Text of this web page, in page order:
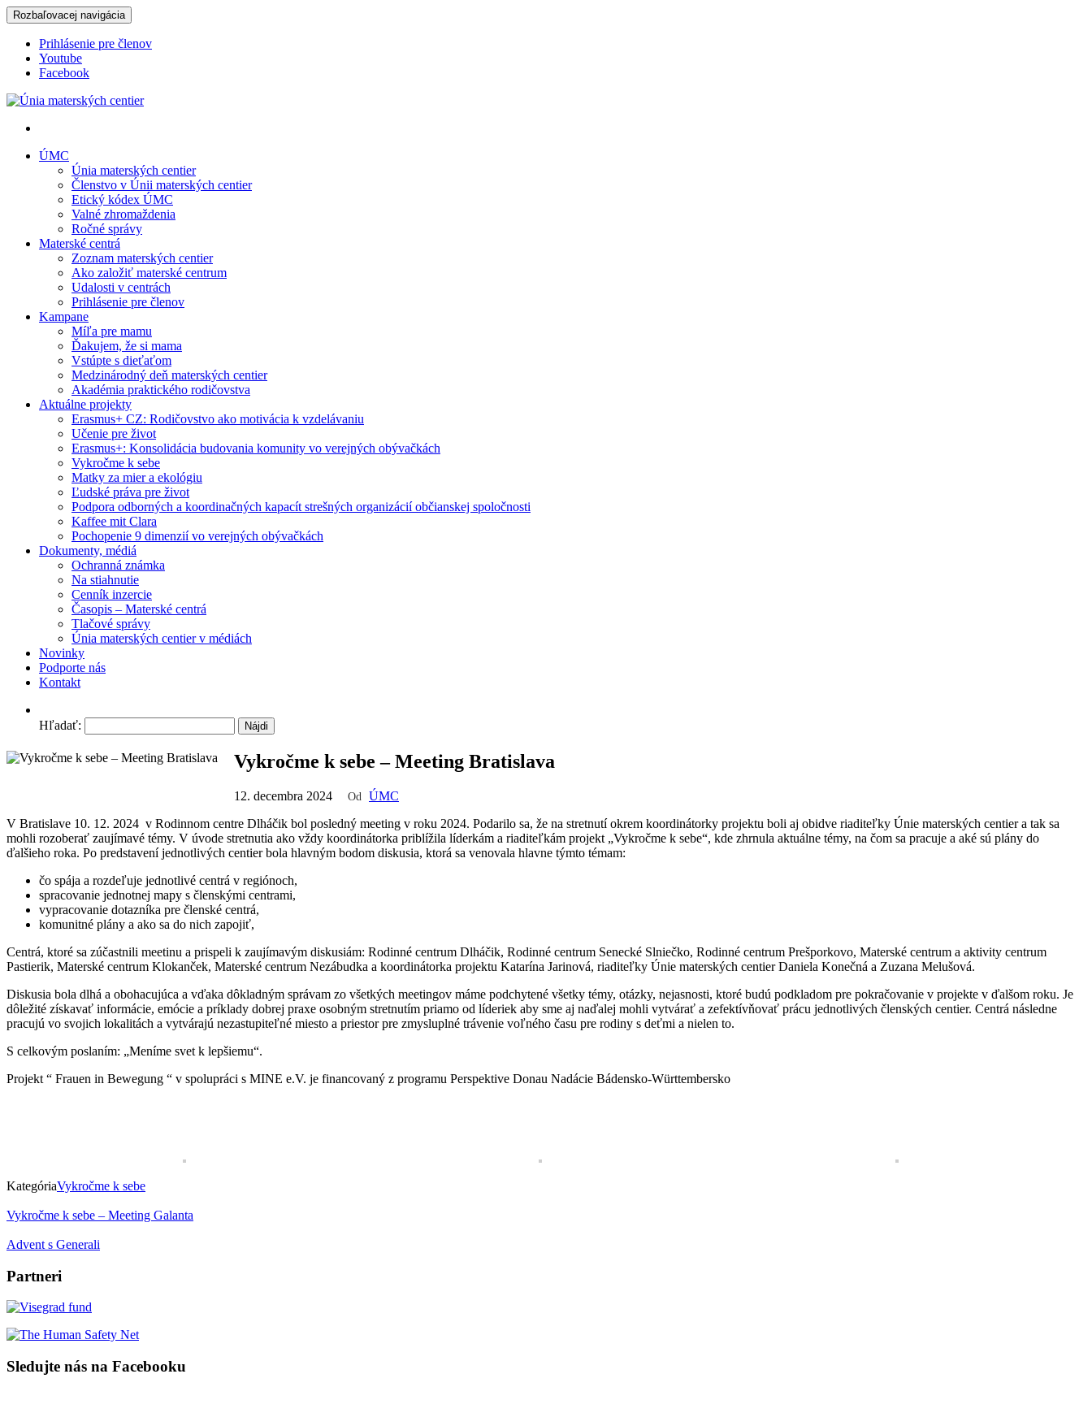
Rozbaľovacej navigácia
Prihlásenie pre členov
Youtube
Facebook
Únia materských centier
ÚMC
Únia materských centier
Členstvo v Únii materských centier
Etický kódex ÚMC
Valné zhromaždenia
Ročné správy
Materské centrá
Zoznam materských centier
Ako založiť materské centrum
Udalosti v centrách
Prihlásenie pre členov
Kampane
Míľa pre mamu
Ďakujem, že si mama
Vstúpte s dieťaťom
Medzinárodný deň materských centier
Akadémia praktického rodičovstva
Aktuálne projekty
Erasmus+ CZ: Rodičovstvo ako motivácia k vzdelávaniu
Učenie pre život
Erasmus+: Konsolidácia budovania komunity vo verejných obývačkách
Vykročme k sebe
Matky za mier a ekológiu
Ľudské práva pre život
Podpora odborných a koordinačných kapacít strešných organizácií občianskej spoločnosti
Kaffee mit Clara
Pochopenie 9 dimenzií vo verejných obývačkách
Dokumenty, médiá
Ochranná známka
Na stiahnutie
Cenník inzercie
Časopis – Materské centrá
Tlačové správy
Únia materských centier v médiách
Novinky
Podporte nás
Kontakt
Hľadať:
Vykročme k sebe – Meeting Bratislava
12. decembra 2024 Od
ÚMC
V Bratislave 10. 12. 2024 v Rodinnom centre Dlháčik bol posledný meeting v roku 2024. Podarilo sa, že na stretnutí okrem koordinátorky projektu boli aj obidve riaditeľky Únie materských centier a tak sa
mohli rozoberať zaujímavé témy. V úvode stretnutia ako vždy koordinátorka priblížila líderkám a riaditeľkám projekt „Vykročme k sebe“, kde zhrnula aktuálne témy, na čom sa pracuje a aké sú plány do
ďalšieho roka. Po predstavení jednotlivých centier bola hlavným bodom diskusia, ktorá sa venovala hlavne týmto témam:
čo spája a rozdeľuje jednotlivé centrá v regiónoch,
spracovanie jednotnej mapy s členskými centrami,
vypracovanie dotazníka pre členské centrá,
komunitné plány a ako sa do nich zapojiť,
Centrá, ktoré sa zúčastnili meetinu a prispeli k zaujímavým diskusiám: Rodinné centrum Dlháčik, Rodinné centrum Senecké Slniečko, Rodinné centrum Prešporkovo, Materské centrum a aktivity centrum
Pastierik, Materské centrum Klokanček, Materské centrum Nezábudka a koordinátorka projektu Katarína Jarinová, riaditeľky Únie materských centier Daniela Konečná a Zuzana Melušová.
Diskusia bola dlhá a obohacujúca a vďaka dôkladným správam zo všetkých meetingov máme podchytené všetky témy, otázky, nejasnosti, ktoré budú podkladom pre pokračovanie v projekte v ďalšom roku. Je
dôležité získavať informácie, emócie a príklady dobrej praxe osobným stretnutím priamo od líderiek aby sme aj naďalej mohli vytvárať a zefektívňovať prácu jednotlivých členských centier. Centrá následne
pracujú vo svojich lokalitách a vytvárajú nezastupiteľné miesto a priestor pre zmysluplné trávenie voľného času pre rodiny s deťmi a nielen to.
S celkovým poslaním: „Meníme svet k lepšiemu“.
Projekt “ Frauen in Bewegung “ v spolupráci s MINE e.V. je financovaný z programu Perspektive Donau Nadácie Bádensko-Württembersko
KategóriaVykročme k sebe
Vykročme k sebe – Meeting Galanta
Advent s Generali
Partneri
Sledujte nás na Facebooku